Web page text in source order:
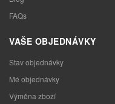
FAQs
VAŠE OBJEDNÁVKY
Stav objednávky
Mé objednávky
Výměna zboží